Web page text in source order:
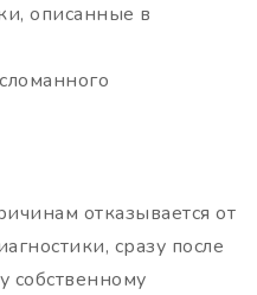
описанные в
отказывается от
сразу после
собственному